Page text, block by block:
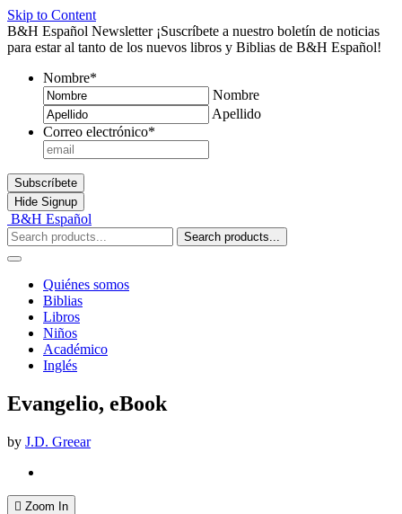
Skip to Content
B&H Español Newsletter ¡Suscríbete a nuestro boletín de noticias
para estar al tanto de los nuevos libros y Biblias de B&H Español!
Nombre*
Nombre
Apellido
Correo electrónico*
Subscríbete
Hide Signup
B&H Español
Search products...
Quiénes somos
Biblias
Libros
Niños
Académico
Inglés
Evangelio, eBook
by J.D. Greear
Zoom In